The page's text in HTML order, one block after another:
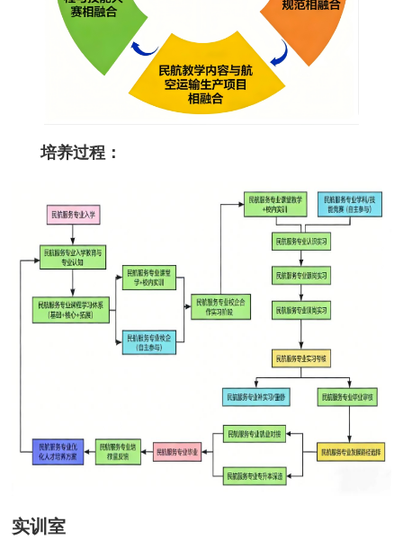
培养过程：
实训室